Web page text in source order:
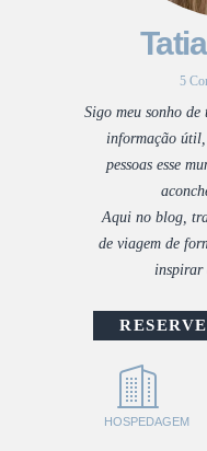
5
Sigo meu sonho
informação
pessoas esse
Aqui no blog,
de viagem de
inspirar
HOSPEDAGEM